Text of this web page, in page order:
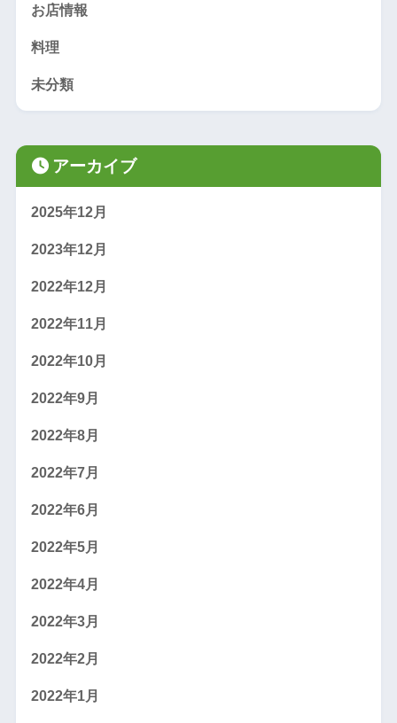
お店情報
料理
未分類
アーカイブ
2025年12月
2023年12月
2022年12月
2022年11月
2022年10月
2022年9月
2022年8月
2022年7月
2022年6月
2022年5月
2022年4月
2022年3月
2022年2月
2022年1月